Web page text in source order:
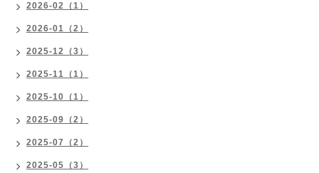
2026-02（1）
2026-01（2）
2025-12（3）
2025-11（1）
2025-10（1）
2025-09（2）
2025-07（2）
2025-05（3）